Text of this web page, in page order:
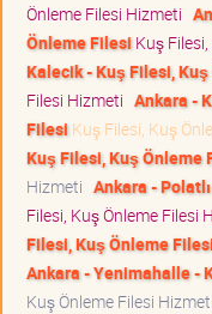
Önleme Filesi Hizmeti
Önleme Filesi Kuş
Kalecik - Kuş Filesi,
Filesi Hizmeti Ankara -
Filesi Kuş Filesi, Kuş
Kuş Filesi, Kuş Önleme
Hizmeti Ankara -
Filesi, Kuş Önleme Filesi
Filesi, Kuş Önleme
Ankara - Yenimahalle -
Kuş Önleme Filesi Hizmeti